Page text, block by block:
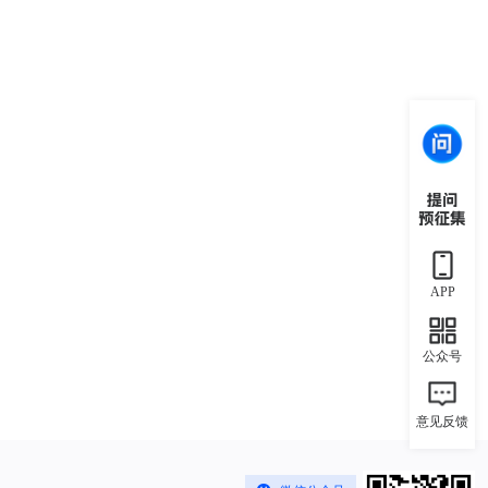
APP
公众号
意见反馈